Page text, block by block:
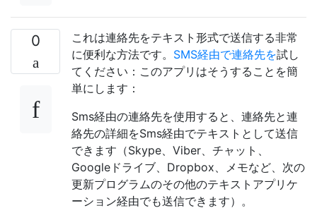
0
これは連絡先をテキスト形式で送信する非常
に便利な方法です。 SMS経由で連絡先を試し
てください：このアプリはそうすることを簡
単にします：
Sms経由の連絡先を使用すると、連絡先と連
絡先の詳細をSms経由でテキストとして送信
できます（Skype、Viber、チャット、
Googleドライブ、Dropbox、メモなど、次の
更新プログラムのその他のテキストアプリケ
ーション経由でも送信できます）。